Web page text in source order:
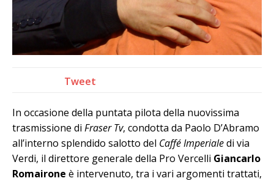
Tweet
In occasione della puntata pilota della nuovissima
trasmissione di Fraser Tv, condotta da Paolo D’Abramo
all’interno splendido salotto del Caffé Imperialedi via
Verdi, il direttore generale della Pro Vercelli Giancarlo
Romairone è intervenuto, tra i vari argomenti trattati,